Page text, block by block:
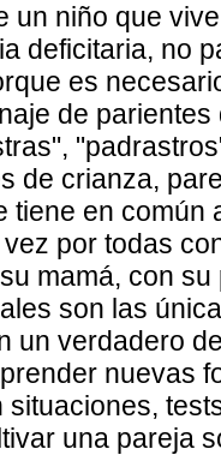
un niño que
deficitaria, no
es
de
de crianza,
tiene en común
por todas
mamá, con
son las
un verdadero
nuevas
una pareja